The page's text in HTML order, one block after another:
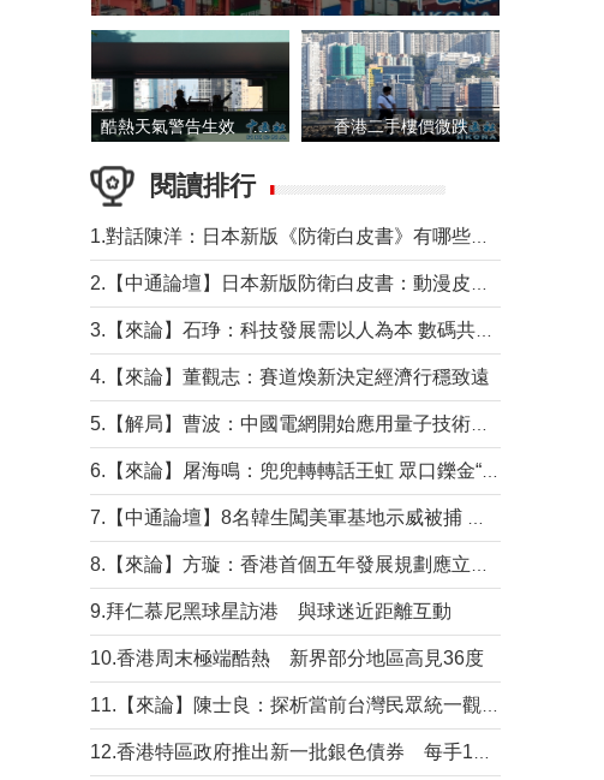
酷熱天氣警告生效 本港高溫持續至下周 香港二手樓價微跌
閱讀排行
4.【來論】董觀志：賽道煥新決定經濟行穩致遠
9.拜仁慕尼黑球星訪港 與球迷近距離互動
10.香港周末極端酷熱 新界部分地區高見36度